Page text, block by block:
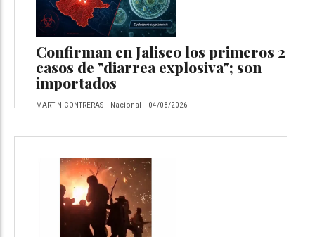
Confirman en Jalisco los primeros 2
casos de "diarrea explosiva"; son
importados
MARTIN CONTRERAS Nacional 04/08/2026